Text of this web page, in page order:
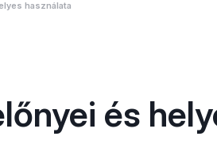
használata
és